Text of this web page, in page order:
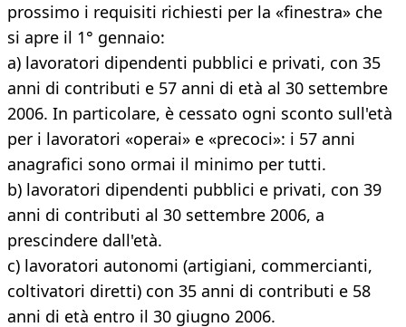
prossimo i requisiti richiesti per la «finestra» che
si apre il 1° gennaio:
a) lavoratori dipendenti pubblici e privati, con 35
anni di contributi e 57 anni di età al 30 settembre
2006. In particolare, è cessato ogni sconto sull'età
per i lavoratori «operai» e «precoci»: i 57 anni
anagrafici sono ormai il minimo per tutti.
b) lavoratori dipendenti pubblici e privati, con 39
anni di contributi al 30 settembre 2006, a
prescindere dall'età.
c) lavoratori autonomi (artigiani, commercianti,
coltivatori diretti) con 35 anni di contributi e 58
anni di età entro il 30 giugno 2006.